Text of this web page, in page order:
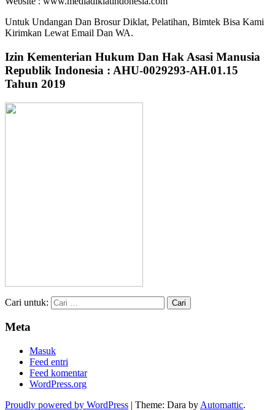
Untuk Undangan Dan Brosur Diklat, Pelatihan, Bimtek Bisa Kami
Kirimkan Lewat Email Dan WA.
Izin Kementerian Hukum Dan Hak Asasi Manusia
Republik Indonesia : AHU-0029293-AH.01.15
Tahun 2019
Cari untuk:
Meta
Masuk
Feed entri
Feed komentar
WordPress.org
Proudly powered by WordPress | Theme: Dara by Automattic.